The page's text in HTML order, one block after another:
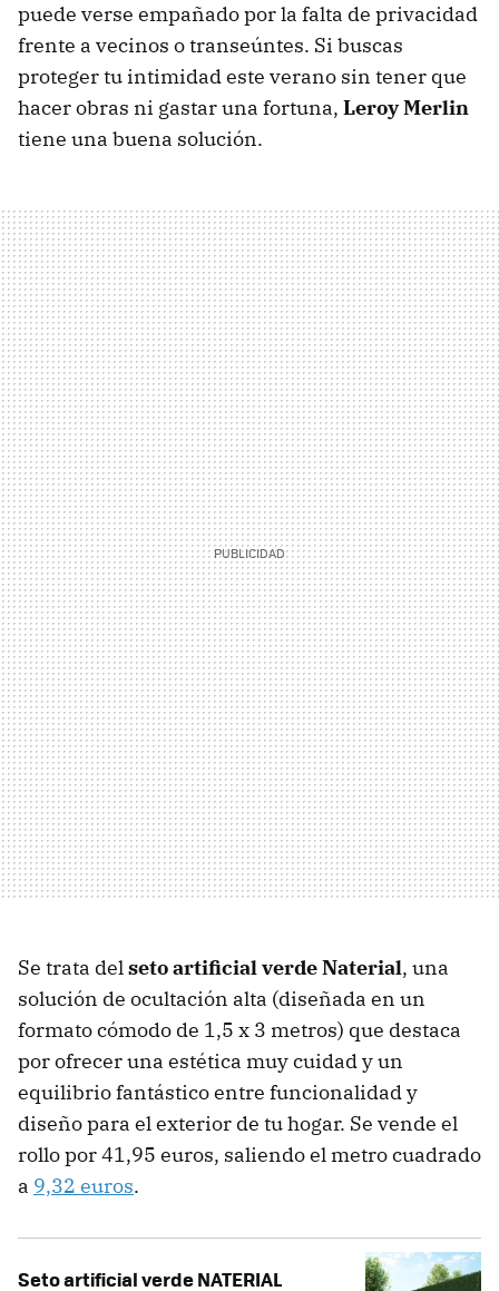
puede verse empañado por la falta de privacidad
frente a vecinos o transeúntes. Si buscas
proteger tu intimidad este verano sin tener que
hacer obras ni gastar una fortuna, Leroy Merlin
tiene una buena solución.
Se trata delseto artificial verde Naterial, una
solución de ocultación alta (diseñada en un
formato cómodo de 1,5 x 3 metros) que destaca
por ofrecer una estética muy cuidad y un
equilibrio fantástico entre funcionalidad y
diseño para el exterior de tu hogar. Se vende el
rollo por 41,95 euros, saliendo el metro cuadrado
a 9,32 euros.
Seto artificial verde NATERIAL